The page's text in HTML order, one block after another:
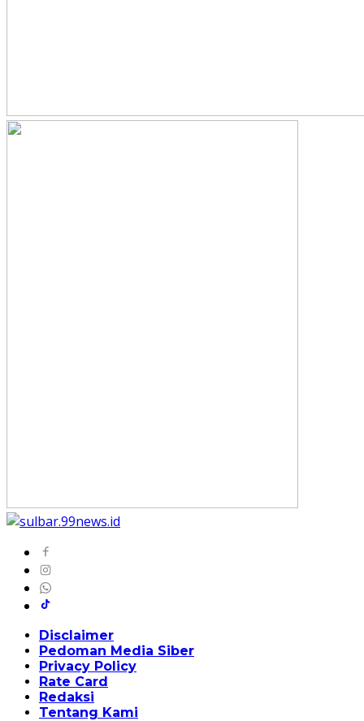
Disclaimer
Pedoman Media Siber
Privacy Policy
Rate Card
Redaksi
Tentang Kami